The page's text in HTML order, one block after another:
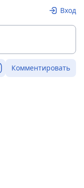
Вход
Комментировать